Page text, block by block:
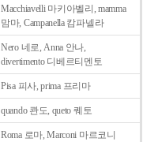
Macchiavelli 마키아벨리, mamma
맘마, Campanella 캄파넬라
Nero 네로, Anna 안나,
divertimento 디베르티멘토
Pisa 피사, prima 프리마
quando 콴도, queto 퀘토
Roma 로마, Marconi 마르코니